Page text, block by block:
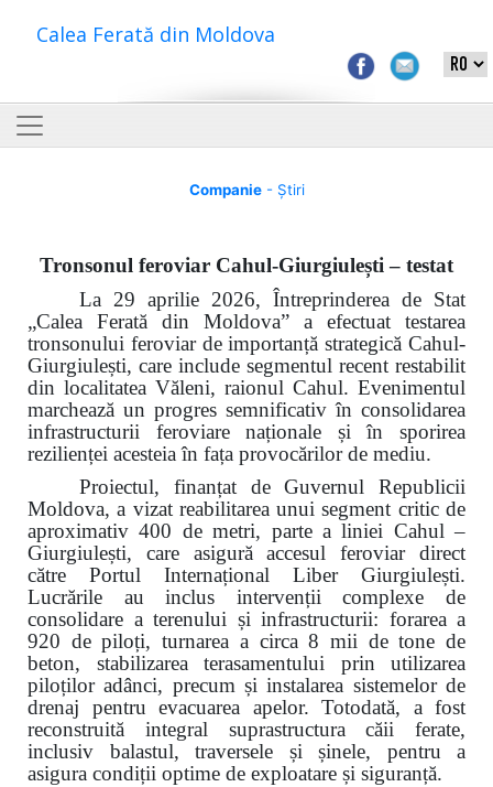
Calea Ferată din Moldova
Companie- Știri
Tronsonul feroviar Cahul-Giurgiulești – testat
La 29 aprilie 2026, Întreprinderea de Stat
„Calea Ferată din Moldova” a efectuat testarea
tronsonului feroviar de importanță strategică Cahul-
Giurgiulești, care include segmentul recent restabilit
din localitatea Văleni, raionul Cahul. Evenimentul
marchează un progres semnificativ în consolidarea
infrastructurii feroviare naționale și în sporirea
rezilienței acesteia în fața provocărilor de mediu.
Proiectul, finanțat de Guvernul Republicii
Moldova, a vizat reabilitarea unui segment critic de
aproximativ 400 de metri, parte a liniei Cahul –
Giurgiulești, care asigură accesul feroviar direct
către Portul Internațional Liber Giurgiulești.
Lucrările au inclus intervenții complexe de
consolidare a terenului și infrastructurii: forarea a
920 de piloți, turnarea a circa 8 mii de tone de
beton, stabilizarea terasamentului prin utilizarea
piloților adânci, precum și instalarea sistemelor de
drenaj pentru evacuarea apelor. Totodată, a fost
reconstruită integral suprastructura căii ferate,
inclusiv balastul, traversele și șinele, pentru a
asigura condiții optime de exploatare și siguranță.